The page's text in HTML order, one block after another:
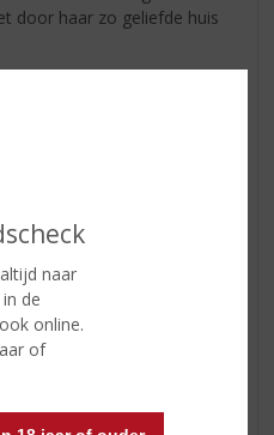
naar
de
online.
of
door haar zo geliefde huis